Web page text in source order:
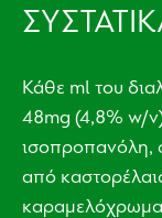
Κάθε ml του
48mg (4,8% w/
ισοπροπανόλη,
από